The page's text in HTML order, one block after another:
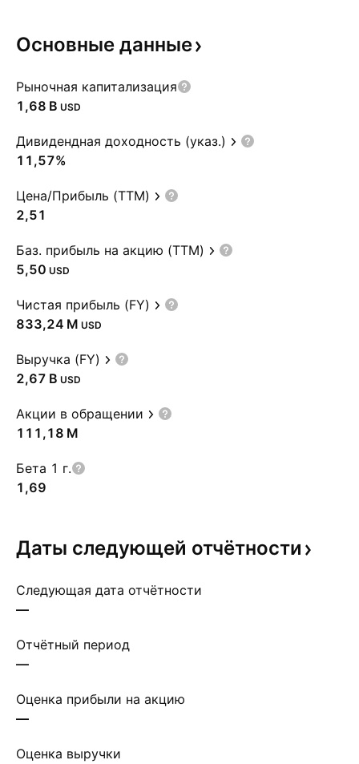
Основные данные
Рыночная капитализация
‪1,68 B‬ USD
Дивидендная доходность (указ.)
11,57%
Цена/Прибыль (TTM)
2,51
Баз. прибыль на акцию (TTM)
5,50 USD
Чистая прибыль (FY)
‪833,24 M‬ USD
Выручка (FY)
‪2,67 B‬ USD
Акции в обращении
‪111,18 M‬
Бета 1 г.
1,69
Даты следующей отчётности
Следующая дата отчётности
—
Отчётный период
—
Оценка прибыли на акцию
—
Оценка выручки